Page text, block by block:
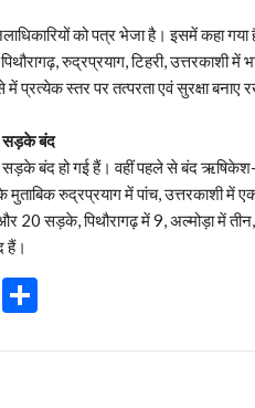
को पत्र भेजा है। इसमें कहा गया
रुद्रप्रयाग, टिहरी, उत्तरकाशी
प्रत्येक स्तर पर तत्परता एवं सुरक्षा
सड़के बंद
बंद हो गई हैं। वहीं पहले से बंद ऋषिकेश-
मुताबिक रुद्रप्रयाग में पांच, उत्तरकाशी
20 सड़के, पिथौरागढ़ में 9, अल्मोड़ा में
हैं।
WhatsApp